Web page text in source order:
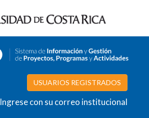
USUARIOS REGISTRADOS
Ingrese con su correo institucional